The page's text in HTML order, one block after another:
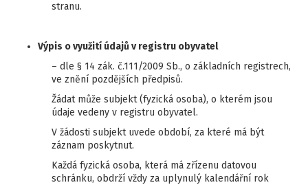
stranu.
Výpis o využití údajů v registru obyvatel
– dle § 14 zák. č.111/2009 Sb., o základních registrech,
ve znění pozdějších předpisů.
Žádat může subjekt (fyzická osoba), o kterém jsou
údaje vedeny v registru obyvatel.
V žádosti subjekt uvede období, za které má být
záznam poskytnut.
Každá fyzická osoba, která má zřízenu datovou
schránku, obdrží vždy za uplynulý kalendářní rok